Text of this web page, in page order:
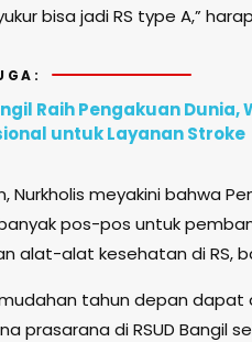
bisa jadi RS type A,”
Raih Pengakuan
untuk Layanan Stroke
Nurkholis meyakini bahwa
pos-pos untuk
alat-alat kesehatan di RS,
tahun depan dapat
prasarana di RSUD Bangil